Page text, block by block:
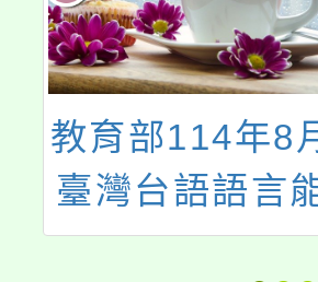
教育部114年8
臺灣台語語言
力認證考試